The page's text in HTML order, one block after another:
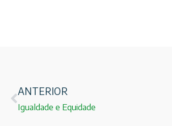
ANTERIOR
Igualdade e Equidade